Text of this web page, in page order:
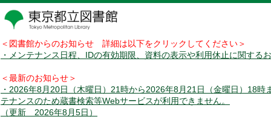
＜図書館からのお知らせ 詳細は以下をクリックしてください＞
・メンテナンス日程、IDの有効期限、資料の表示や利用休止に関する
＜最新のお知らせ＞
・2026年8月20日（木曜日）21時から2026年8月21日（金曜日）18時
テナンスのため蔵書検索等Webサービスが利用できません。
（更新 2026年8月5日）